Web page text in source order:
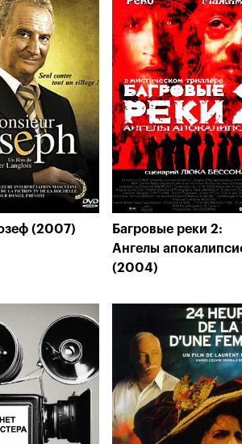
(2007)
Багровые реки 2:
Ангелы
(2004)